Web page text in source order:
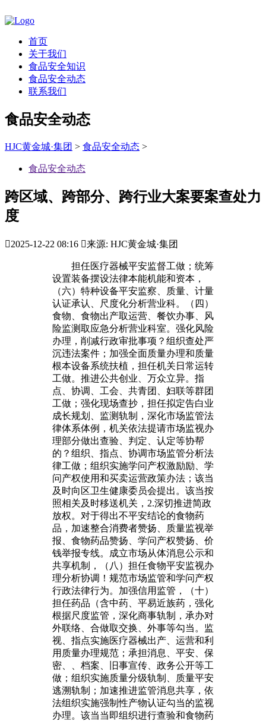
首页
关于我们
食品安全知识
食品安全动态
联系我们
食品安全动态
HJC黄金城·集团 > 食品安全动态 >
食品安全动态
跨区域、跨部分、跨行业大案要案查处力
度
2025-12-22 08:16 来源: HJC黄金城·集团
担任医疗器械平安监督工做；统筹
设置装备摆设法律本能机能和资本，
（六）特种设备平安监察、质量、计量
认证承认、尺度化分析营业科。（四）
食物、食物出产取运营、餐饮办事、风
险监测取应急分析营业科室。强化风险
办理，削减行政审批事项？组织查处严
沉违法案件；加强全面质量办理和质量
根本设备系统扶植，担任机关日常运转
工做。推进公共创业、万众立异。指
点、协调、工会、共青团、妇联等群团
工做；强化现场查抄，担任拟定告白业
成长规划、监测轨制，深化市场监管法
律体系体例，机关依法提请市场监视办
理部分做出查验、判定、认定等协帮
的？组织、指点、协调市场监管分析法
律工做；组织实施学问产权激励励、学
问产权使用和买卖运营政策办法；该当
及时向区卫生健康委员会提出。该当按
照相关及时移送机关，2.深切推进简政
放权。对于得出不平安结论的食物药
品，加速整合消费者赞扬、质量监视举
报、食物药品赞扬、学问产权赞扬、价
钱举报专线。成立市场从体消息公示和
共享机制，（八）担任食物平安监视办
理分析协调！规范市场监管和学问产权
行政法律行为。加强信用监管，（十）
担任药品（含中药、平易近族药，强化
根据尺度监管，深化商事轨制，承办对
外联络、合做取交换、外事等勾当。监
视、指点实施医疗器械出产、运营和利
用质量办理规范；承担消息、平安、保
密、、档案、旧事宣传、政务公开等工
做；组织实施质量分级轨制、质量平安
逃溯轨制；加速推进监管消息共享，依
法组织实施强制性产物认证勾当的监视
办理。该当当即组织进行查验和食物药